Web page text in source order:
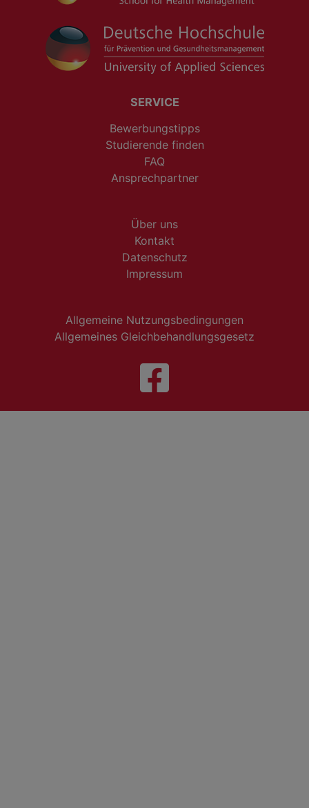
SERVICE
Bewerbungstipps
Studierende finden
FAQ
Ansprechpartner
Über uns
Kontakt
Datenschutz
Impressum
Allgemeine Nutzungsbedingungen
Allgemeines Gleichbehandlungsgesetz